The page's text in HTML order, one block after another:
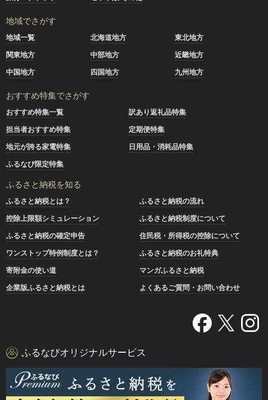
地域でさがす
地域一覧 北海道地方
東北地方
関東地方
中部地方
近畿地方
中国地方
四国地方 九州地方
おすすめ特集でさがす
おすすめ特集一覧
訳あり返礼品特集
担当者おすすめ特集
定期便特集
地元が誇る家電特集
日用品・消耗品特集
ふるなび限定特集
ふるさと納税を知る
ふるさと納税とは？
ふるさと納税の流れ
控除上限額シミュレーション
ふるさと納税制度について
ふるさと納税の確定申告
住民税・所得税の控除について
ワンストップ特例制度とは？
ふるさと納税のお礼特典
寄附金の使い道
マンガふるさと納税
企業版ふるさと納税とは
よくあるご質問・お問い合わせ
ふるなびオリジナルサービス